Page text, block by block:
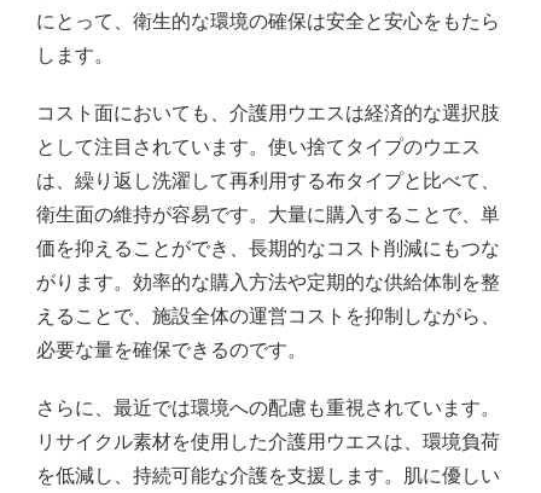
にとって、衛生的な環境の確保は安全と安心をもたら
します。
コスト面においても、介護用ウエスは経済的な選択肢
として注目されています。使い捨てタイプのウエス
は、繰り返し洗濯して再利用する布タイプと比べて、
衛生面の維持が容易です。大量に購入することで、単
価を抑えることができ、長期的なコスト削減にもつな
がります。効率的な購入方法や定期的な供給体制を整
えることで、施設全体の運営コストを抑制しながら、
必要な量を確保できるのです。
さらに、最近では環境への配慮も重視されています。
リサイクル素材を使用した介護用ウエスは、環境負荷
を低減し、持続可能な介護を支援します。肌に優しい